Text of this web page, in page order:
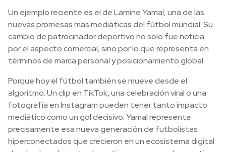
Un ejemplo reciente es el de Lamine Yamal, una de las
nuevas promesas más mediáticas del fútbol mundial. Su
cambio de patrocinador deportivo no solo fue noticia
por el aspecto comercial, sino por lo que representa en
términos de marca personal y posicionamiento global.
Porque hoy el fútbol también se mueve desde el
algoritmo. Un clip en TikTok, una celebración viral o una
fotografía en Instagram pueden tener tanto impacto
mediático como un gol decisivo. Yamal representa
precisamente esa nueva generación de futbolistas
hiperconectados que crecieron en un ecosistema digital